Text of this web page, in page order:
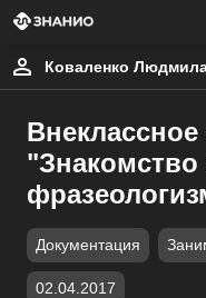
Коваленко
"Знакомство
Документация
02.04.2017